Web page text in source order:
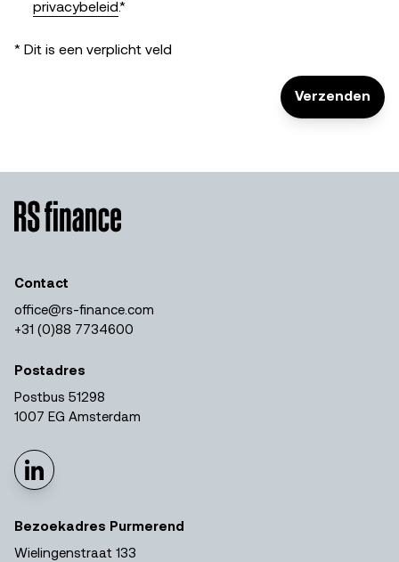
privacybeleid.*
* Dit is een verplicht veld
Verzenden
Contact
office@rs-finance.com
+31 (0)88 7734600
Postadres
Postbus 51298
1007 EG Amsterdam
Bezoekadres Purmerend
Wielingenstraat 133